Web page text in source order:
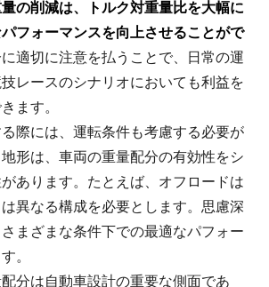
の削減は、トルク対重量比を大幅に
フォーマンスを向上させることがで
適切に注意を払うことで、日常の運
レースのシナリオにおいても利益を
ます。
際には、運転条件も考慮する必要が
形は、車両の重量配分の有効性をシ
あります。たとえば、オフロードは
異なる構成を必要とします。思慮深
まざまな条件下での最適なパフォー
。
分は自動車設計の重要な側面であ